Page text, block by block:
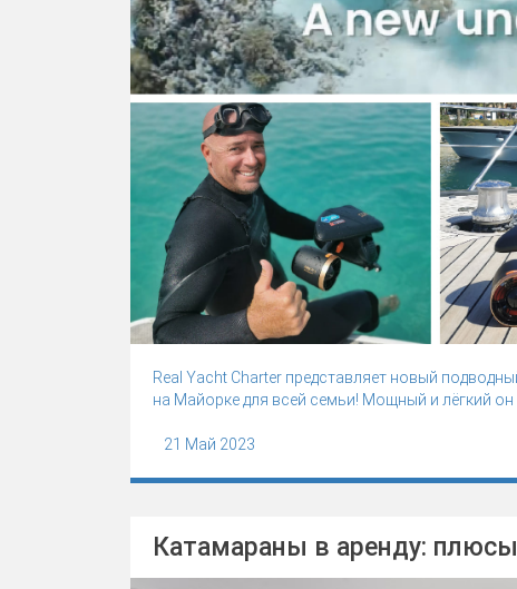
Real Yacht Charter представляет новый
на Майорке для всей семьи! Мощный и лёгкий
21 Май 2023
Катамараны в аренду: